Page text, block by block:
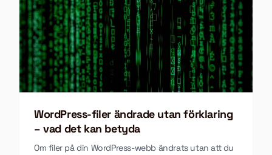
WordPress-filer ändrade utan förklaring
– vad det kan betyda
Om filer på din WordPress-webb ändrats utan att du